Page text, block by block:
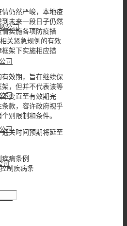
公司
司
司
司
司
司
仍然严峻，本地疫
未来一段日子仍然
实施各项防疫措
关紧急规例的有效
架下实施相应措
效期，旨在继续保
，但并不代表该等
变直至有效期完
款，容许政府视乎
别限制和条件。
关时间预期将延至
制疾病条